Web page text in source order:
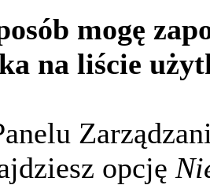
mogę
na liście
opcję